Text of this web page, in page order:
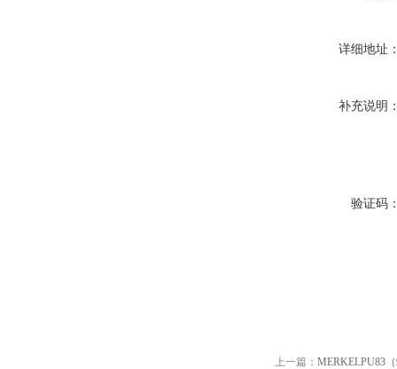
详细地址
补充说明
验证码
上一篇： MERKELPU83